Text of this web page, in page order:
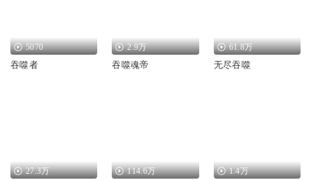
5070
吞噬者
2.9万
吞噬魂帝
61.8万
无尽吞噬
27.3万 114.6万 1.4万